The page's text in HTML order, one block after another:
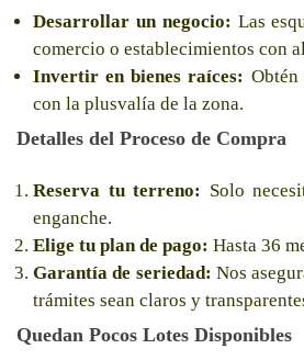
Desarrollar un negocio: Las
comercio o establecimientos con
Invertir en bienes raíces: Obtén
con la plusvalía de la zona.
Detalles del Proceso de Compra
Reserva tu terreno: Solo
enganche.
Elige tu plan de pago: Hasta 36
Garantía de seriedad: Nos
trámites sean claros y
Quedan Pocos Lotes Disponibles